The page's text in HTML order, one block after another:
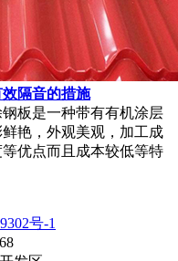
隔音的措施
板是一种带有有机涂层
艳，外观美观，加工成
优点而且成本较低等特
号-1